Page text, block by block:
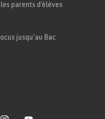
parents d'élèves
jusqu'au Bac